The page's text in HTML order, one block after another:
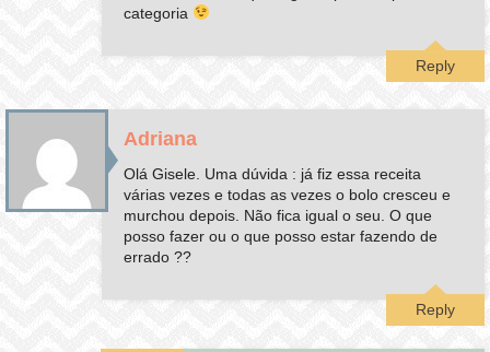
categoria
Reply
Adriana
Olá Gisele. Uma dúvida : já fiz essa receita
várias vezes e todas as vezes o bolo cresceu e
murchou depois. Não fica igual o seu. O que
posso fazer ou o que posso estar fazendo de
errado ??
Reply